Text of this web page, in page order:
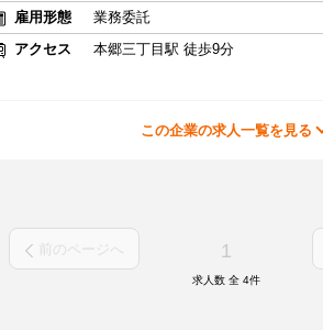
雇用形態
業務委託
アクセス
本郷三丁目駅 徒歩9分
この企業の求人一覧を見る
前のページへ 1
求人数 全 4件